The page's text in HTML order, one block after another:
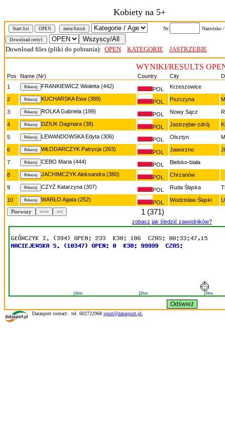
Kobiety na 5+
Start list OPEN meta/finish Nr: Nazwisko
Download files (pliki do pobrania): OPEN KATEGORIE JASTRZEBIE
WYNIKI/RESULTS
Pos Name (Nr) Country City
1
FRANKIEWICZ Wioletta (442) POL Krzeszowice
2 KUCHARSKA Ewa (389) POL Pszczyna
3 ROLKA Gabriela (199) POL Nowy Sącz
4 DZIUK Dagmara (38) POL Jastrzębie-zdrój
5 LEWANDOWSKA Edyta (306) POL Olsztyn
6 WŁODARCZYK Patrycja (263) POL Jaworzno
7 CEBO Maria (444) POL Bielsko-biała
8 JACHIMCZYK Aleksandra (380) POL Chrzanów
9 CZYŻ Katarzyna (307) POL Ruda Śląska
10 WARŁO Agata (252) POL Wodzisław Śląski
Pierwszy <<< << 1 (371)
zobacz jak śledzić zawodników?
Datasport contact: tel. 602722968 sport@datasport.pl